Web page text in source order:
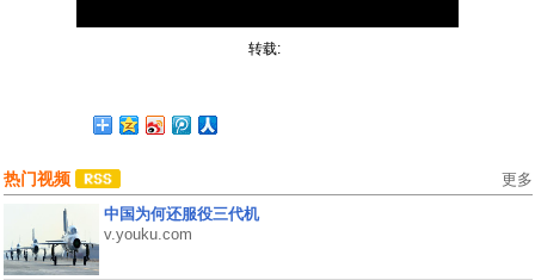
转载:
热门视频 更多
中国为何还服役三代机
v.youku.com